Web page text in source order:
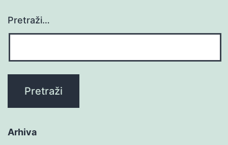
Pretraži…
Arhiva